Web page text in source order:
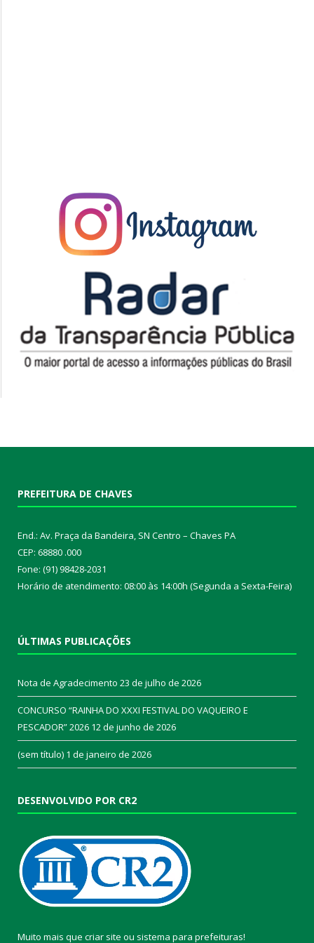
PREFEITURA DE CHAVES
End.: Av. Praça da Bandeira, SN Centro – Chaves PA
CEP: 68880 .000
Fone: (91) 98428-2031
Horário de atendimento: 08:00 às 14:00h (Segunda a Sexta-Feira)
ÚLTIMAS PUBLICAÇÕES
Nota de Agradecimento 23 de julho de 2026
CONCURSO “RAINHA DO XXXI FESTIVAL DO VAQUEIRO E
PESCADOR” 2026 12 de junho de 2026
(sem título) 1 de janeiro de 2026
DESENVOLVIDO POR CR2
Muito mais que criar site ou sistema para prefeituras!